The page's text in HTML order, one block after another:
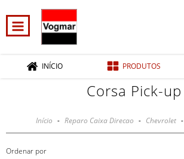
INÍCIO PRODUTOS
Corsa Pick-up
Início - Reparo Caixa Direcao - Chevrolet -
Ordenar por